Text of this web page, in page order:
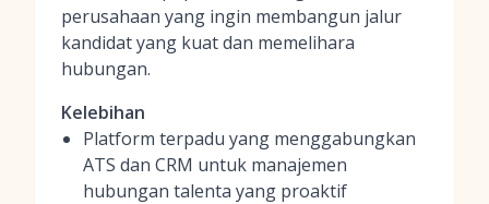
perusahaan yang ingin membangun jalur
kandidat yang kuat dan memelihara
hubungan.
Kelebihan
Platform terpadu yang menggabungkan
ATS dan CRM untuk manajemen
hubungan talenta yang proaktif